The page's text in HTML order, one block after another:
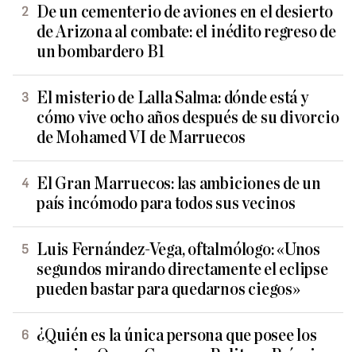
De un cementerio de aviones en el desierto
de Arizona al combate: el inédito regreso de
un bombardero B1
El misterio de Lalla Salma: dónde está y
cómo vive ocho años después de su divorcio
de Mohamed VI de Marruecos
El Gran Marruecos: las ambiciones de un
país incómodo para todos sus vecinos
Luis Fernández-Vega, oftalmólogo: «Unos
segundos mirando directamente el eclipse
pueden bastar para quedarnos ciegos»
¿Quién es la única persona que posee los